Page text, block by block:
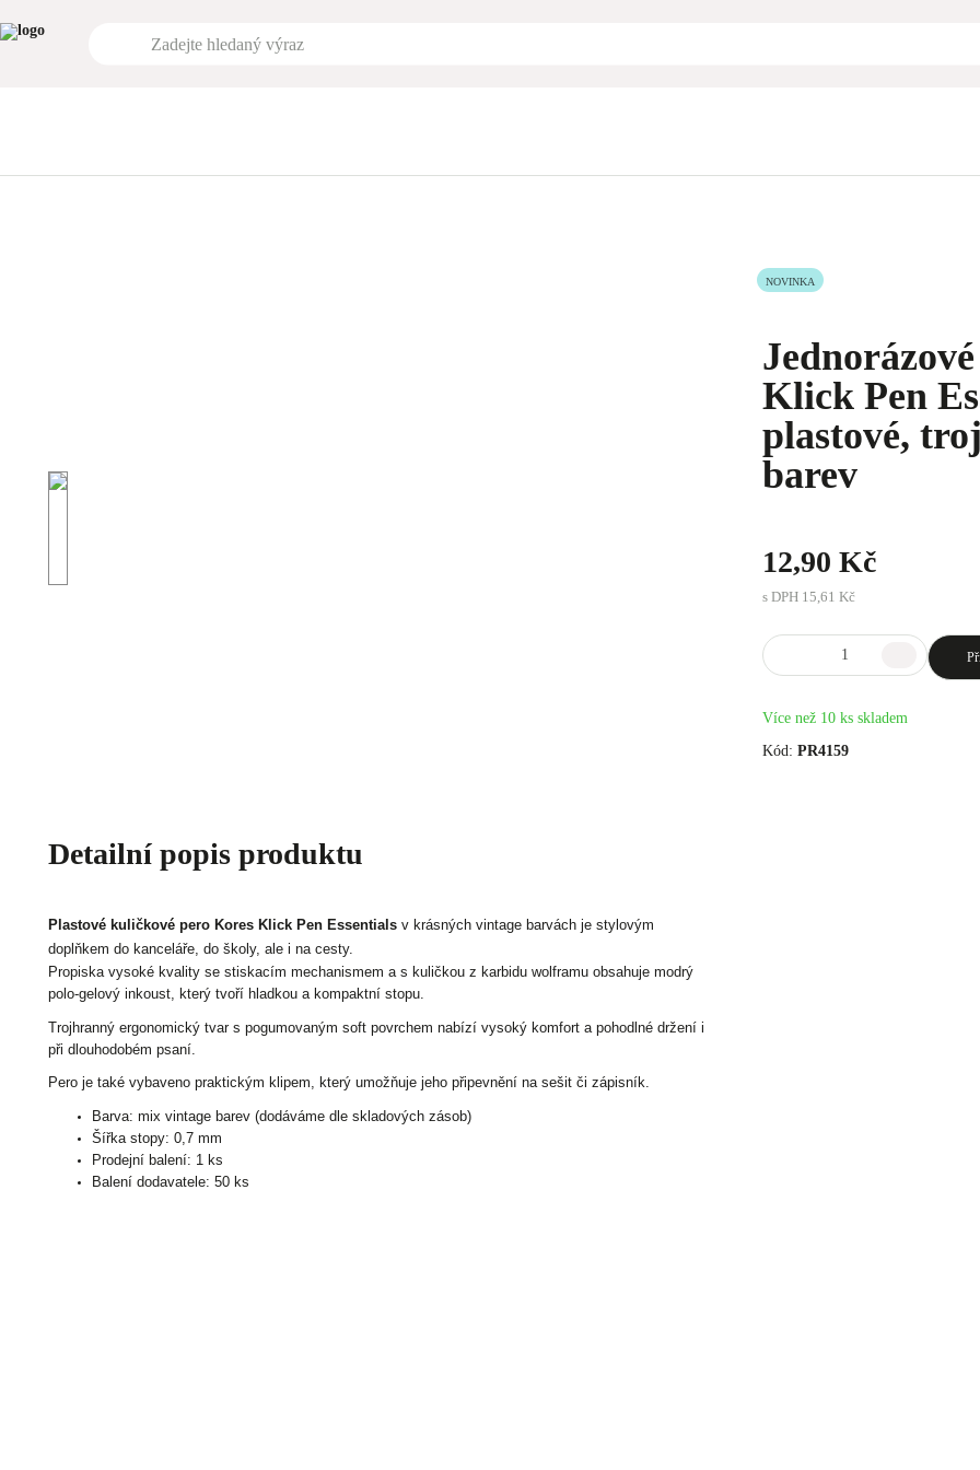
Detailní popis produktu
Plastové kuličkové pero Kores Klick Pen Essentials v krásných vintage barvách je stylovým
doplňkem do kanceláře, do školy, ale i na cesty.
Propiska vysoké kvality se stiskacím mechanismem a s kuličkou z karbidu wolframu obsahuje modrý
polo-gelový inkoust, který tvoří hladkou a kompaktní stopu.
Trojhranný ergonomický tvar s pogumovaným soft povrchem nabízí vysoký komfort a pohodlné držení i
při dlouhodobém psaní.
Pero je také vybaveno praktickým klipem, který umožňuje jeho připevnění na sešit či zápisník.
Barva: mix vintage barev (dodáváme dle skladových zásob)
Šířka stopy: 0,7 mm
Prodejní balení: 1 ks
Balení dodavatele: 50 ks
NOVINKA
Klick Pen
plastové,
barev
12,90 Kč
s DPH 15,61 Kč
Více než 10 ks skladem
Kód: PR4159